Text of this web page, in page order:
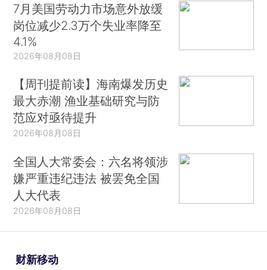
7月美国劳动力市场意外放缓
岗位减少2.3万个失业率降至
4.1%
2026年08月08日
【周刊提前读】海南爆发历史
最大赤潮 渔业基础研究与防
范应对亟待提升
2026年08月08日
全国人大常委会：六名将领涉
嫌严重违纪违法 被罢免全国
人大代表
2026年08月08日
财新移动